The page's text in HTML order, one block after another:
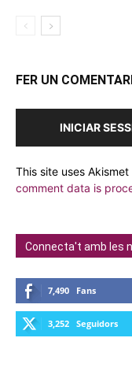
FER UN
INICIAR
This site uses
comment data is
Connecta't amb les
7,490 Fans
3,252 Seguidors